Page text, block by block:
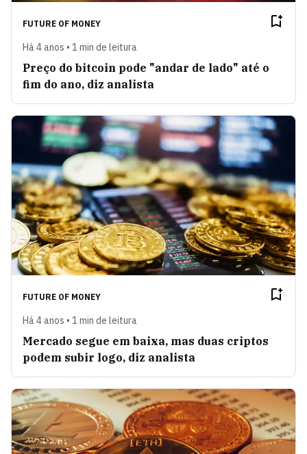
FUTURE OF MONEY
Há 4 anos • 1 min de leitura
Preço do bitcoin pode "andar de lado" até o
fim do ano, diz analista
FUTURE OF MONEY
Há 4 anos • 1 min de leitura
Mercado segue em baixa, mas duas criptos
podem subir logo, diz analista